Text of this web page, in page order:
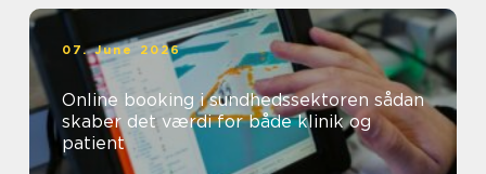
07. June 2026
Online booking i sundhedssektoren sådan
skaber det værdi for både klinik og
patient